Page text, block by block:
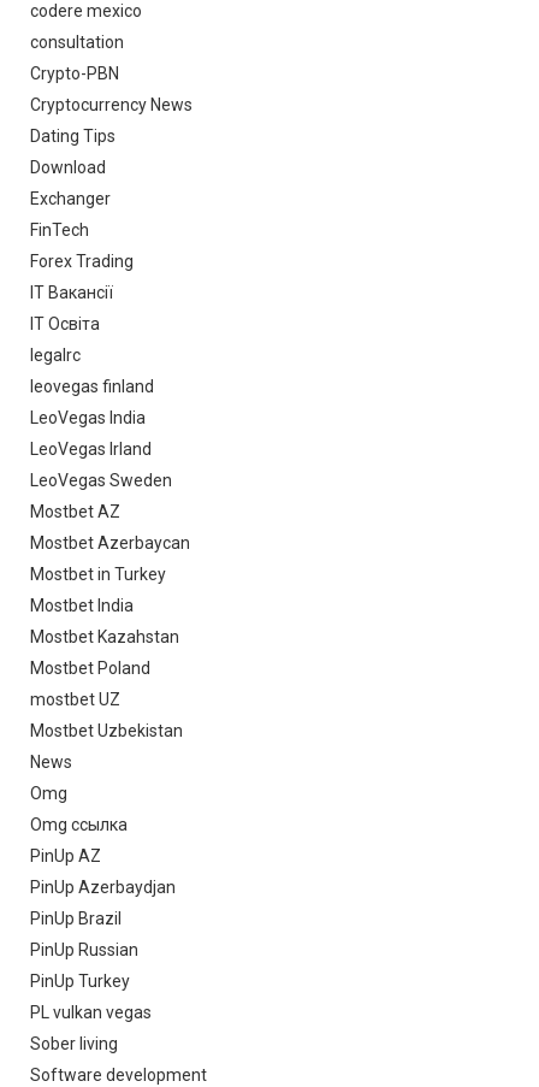
codere mexico
consultation
Crypto-PBN
Cryptocurrency News
Dating Tips
Download
Exchanger
FinTech
Forex Trading
IT Вакансії
IT Освіта
legalrc
leovegas finland
LeoVegas India
LeoVegas Irland
LeoVegas Sweden
Mostbet AZ
Mostbet Azerbaycan
Mostbet in Turkey
Mostbet India
Mostbet Kazahstan
Mostbet Poland
mostbet UZ
Mostbet Uzbekistan
News
Omg
Omg ссылка
PinUp AZ
PinUp Azerbaydjan
PinUp Brazil
PinUp Russian
PinUp Turkey
PL vulkan vegas
Sober living
Software development